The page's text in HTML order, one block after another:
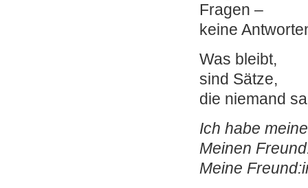
Fragen –
keine
Was bleibt,
sind Sätze,
die niemand
Ich habe
Meinen
Meine